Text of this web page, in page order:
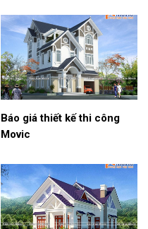
Báo giá thiết kế thi công
Movic